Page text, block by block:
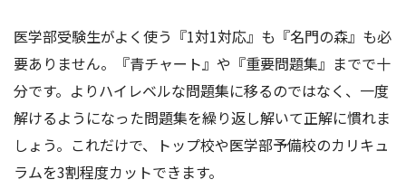
医学部受験生がよく使う『1対1対応』も『名門の森』も必
要ありません。『青チャート』や『重要問題集』までで十
分です。よりハイレベルな問題集に移るのではなく、一度
解けるようになった問題集を繰り返し解いて正解に慣れま
しょう。これだけで、トップ校や医学部予備校のカリキュ
ラムを3割程度カットできます。